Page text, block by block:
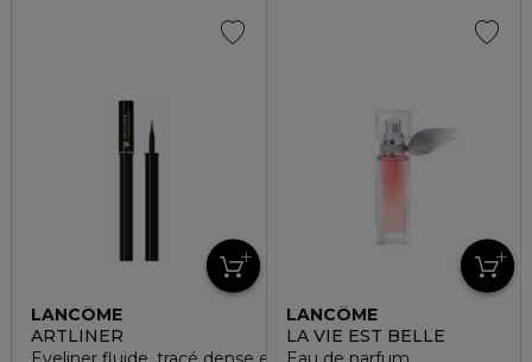
LANCÔME
ARTLINER
LANCÔME
LA VIE EST BELLE